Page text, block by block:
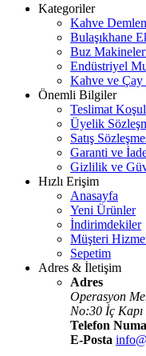
Kategoriler
Kahve
Bulaşıkhane
Buz
Endüstriyel
Kahve ve
Önemli Bilgiler
Teslimat
Üyelik
Satış
Garanti ve
Gizlilik ve
Hızlı Erişim
Anasayfa
Yeni Ürünler
İndirimdekiler
Müşteri
Sepetim
Adres & İletişim
Adres
Operasyon
No:30 İç
Telefon
E-Posta